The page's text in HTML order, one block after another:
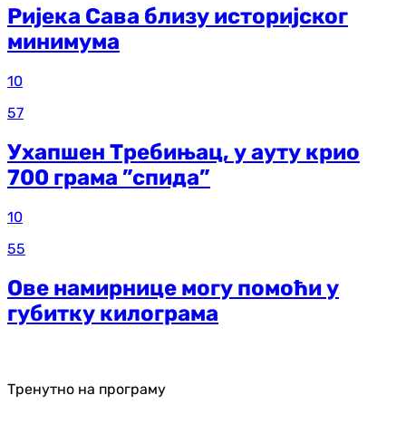
Ријека Сава близу историјског
минимума
10
57
Ухапшен Требињац, у ауту крио
700 грама ”спида”
10
55
Ове намирнице могу помоћи у
губитку килограма
Тренутно на програму